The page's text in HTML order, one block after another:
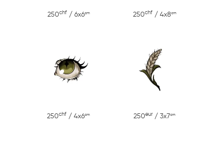
250chf / 6x6cm 250chf / 4x8cm
250chf / 4x6cm 250eur / 3x7cm